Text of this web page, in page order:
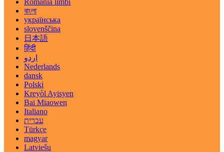
România limbi
বাংলা
українська
slovenščina
日本語
हिंदी
اردو
Nederlands
dansk
Polski
Kreyòl Ayisyen
Bai Miaowen
Italiano
עברית
Türkçe
magyar
Latviešu